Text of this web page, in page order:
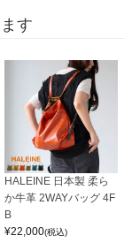
す
HALEINE 日本製 柔ら
か牛革 2WAYバッグ 4F
B
¥22,000(税込)